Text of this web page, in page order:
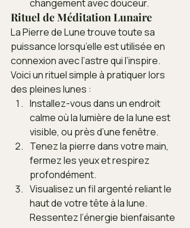
changement avec douceur.
Rituel de Méditation Lunaire
La Pierre de Lune trouve toute sa
puissance lorsqu’elle est utilisée en
connexion avec l’astre qui l’inspire.
Voici un rituel simple à pratiquer lors
des pleines lunes :
Installez-vous dans un endroit
calme où la lumière de la lune est
visible, ou près d’une fenêtre.
Tenez la pierre dans votre main,
fermez les yeux et respirez
profondément.
Visualisez un fil argenté reliant le
haut de votre tête à la lune.
Ressentez l’énergie bienfaisante